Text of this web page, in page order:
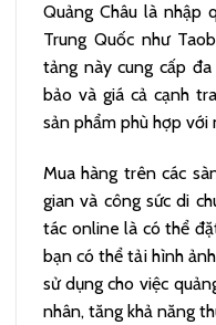
Quảng Châu là nhập
Trung Quốc như
tảng này cung cấp
bảo và giá cả cạnh
sản phẩm phù hợp với
Mua hàng trên các
gian và công sức di
tác online là có thể
bạn có thể tải hình
sử dụng cho việc
nhân, tăng khả năng